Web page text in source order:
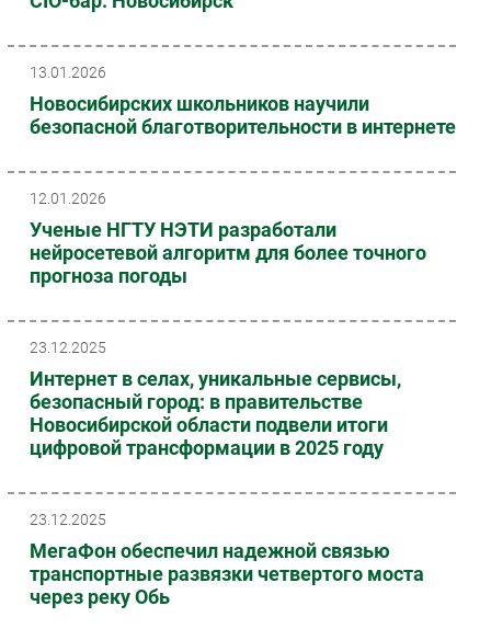
Аналитика
Интервью
Мероприятия
IT класс
Тестовый стенд
Каталог компаний
13.01.2026
Новосибирских школьников научили
безопасной благотворительности в интернете
12.01.2026
Ученые НГТУ НЭТИ разработали
нейросетевой алгоритм для более точного
прогноза погоды
23.12.2025
Интернет в селах, уникальные сервисы,
безопасный город: в правительстве
Новосибирской области подвели итоги
цифровой трансформации в 2025 году
23.12.2025
МегаФон обеспечил надежной связью
транспортные развязки четвертого моста
через реку Обь